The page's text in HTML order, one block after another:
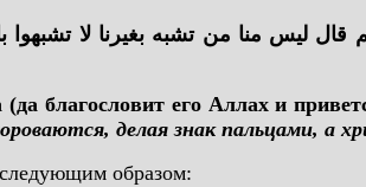
منا من تشبه بغيرنا لا تشبهوا
благословит его Аллах и
делая знак пальцами, а
образом: